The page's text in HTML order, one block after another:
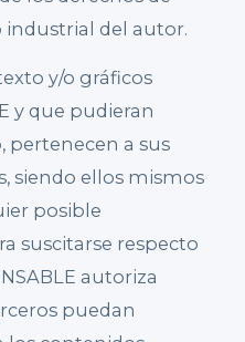
del autor.
y/o gráficos
y que pudieran
pertenecen a sus
siendo ellos mismos
posible
suscitarse respecto
autoriza
puedan